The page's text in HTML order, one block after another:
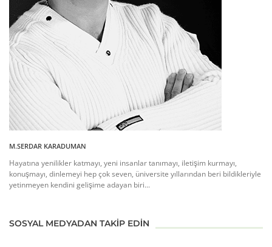
M.SERDAR KARADUMAN
Hayatına yenilikler katmayı, yeni insanlar tanımayı, iletişim kurmayı,
konuşmayı, dinlemeyi hep çok seven, üniversite yıllarından beri bildikleriyle
yetinmeyen kendini gelişime adayan biri...
SOSYAL MEDYADAN TAKIP EDIN